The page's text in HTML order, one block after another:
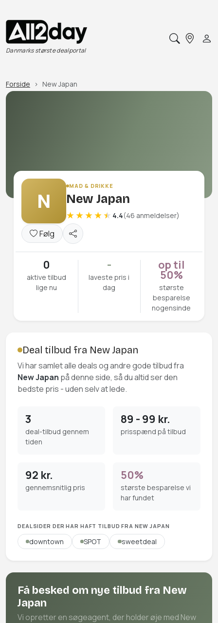
Danmarks største dealportal
Forside New Japan
N
MAD & DRIKKE
New Japan
4.4(46 anmeldelser)
Følg
0
aktive tilbud
lige nu
-
laveste pris i
dag
op til
50%
største
besparelse
nogensinde
Deal tilbud fra New Japan
Vi har samlet alle deals og andre gode tilbud fra
New Japan på denne side, så du altid ser den
bedste pris - uden selv at lede.
3
deal-tilbud gennem
tiden
89 - 99 kr.
prisspænd på tilbud
92 kr.
gennemsnitlig pris
50%
største besparelse vi
har fundet
DEALSIDER DER HAR HAFT TILBUD FRA NEW JAPAN
downtown SPOT sweetdeal
Få besked om nye tilbud fra New
Japan
Vi opretter en søgeagent, der holder øje med New